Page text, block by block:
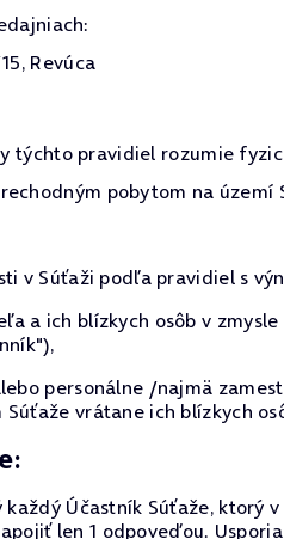
Revúca
týchto pravidiel rozumie
pobytom na území
v Súťaži podľa pravidiel s
a ich blízkych osôb v
personálne /najmä
vrátane ich blízkych
Účastník Súťaže, ktorý
len 1 odpoveďou.